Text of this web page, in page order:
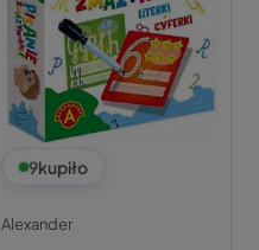
9kupiło
Alexander